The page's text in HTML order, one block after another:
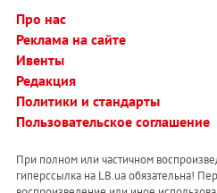
Про нас
Реклама на сайте
Ивенты
Редакция
Политики и стандарты
Пользовательское соглашение
При полном или частичном
гиперссылка на LB.ua обязательна!